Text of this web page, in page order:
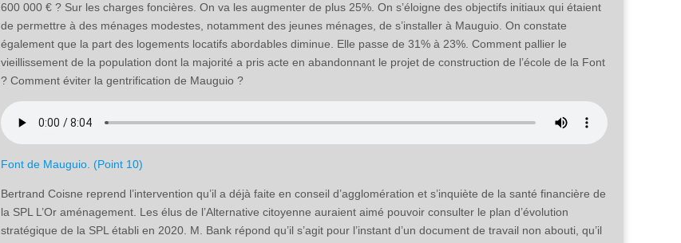
600 000 € ? Sur les charges foncières. On va les augmenter de plus 25%. On s’éloigne des objectifs initiaux qui étaient
de permettre à des ménages modestes, notamment des jeunes ménages, de s’installer à Mauguio. On constate
également que la part des logements locatifs abordables diminue. Elle passe de 31% à 23%. Comment pallier le
vieillissement de la population dont la majorité a pris acte en abandonnant le projet de construction de l’école de la Font
? Comment éviter la gentrification de Mauguio ?
Font de Mauguio. (Point 10)
Bertrand Coisne reprend l’intervention qu’il a déjà faite en conseil d’agglomération et s’inquiète de la santé financière de
la SPL L’Or aménagement. Les élus de l’Alternative citoyenne auraient aimé pouvoir consulter le plan d’évolution
stratégique de la SPL établi en 2020. M. Bank répond qu’il s’agit pour l’instant d’un document de travail non abouti, qu’il